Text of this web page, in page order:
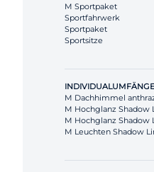
M Sportpaket
Sportfahrwerk
Sportpaket
Sportsitze
INDIVIDUALUMFÄNGE
M Dachhimmel
M Hochglanz Shadow
M Hochglanz
M Leuchten Shadow